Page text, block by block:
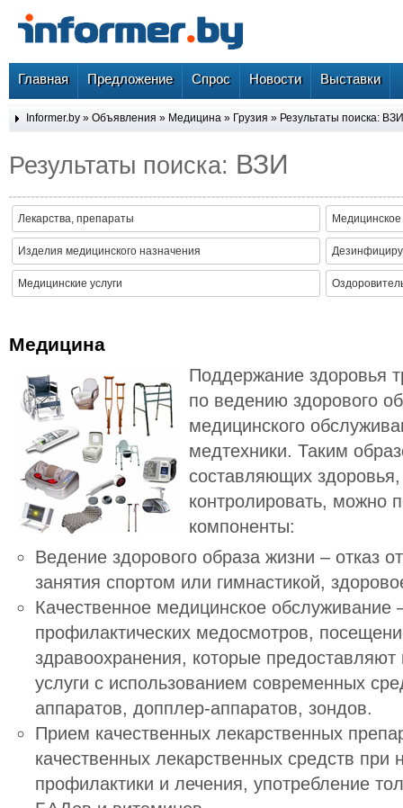
Главная Предложение Спрос Новости Выставки
Informer.by » Объявления » Медицина » Грузия » Результаты поиска: ВЗИ
Результаты поиска: ВЗИ
Лекарства, препараты
Изделия медицинского назначения
Медицинские услуги
Медицина
Поддержание здоровья
по ведению здорового
медицинского
медтехники. Таким
составляющих
контролировать, можно
компоненты:
Ведение здорового образа жизни – отказ
занятия спортом или гимнастикой,
Качественное медицинское обслуживание
профилактических медосмотров,
здравоохранения, которые
услуги с использованием современных
аппаратов, допплер-аппаратов, зондов.
Прием качественных лекарственных
качественных лекарственных средств при
профилактики и лечения, употребление